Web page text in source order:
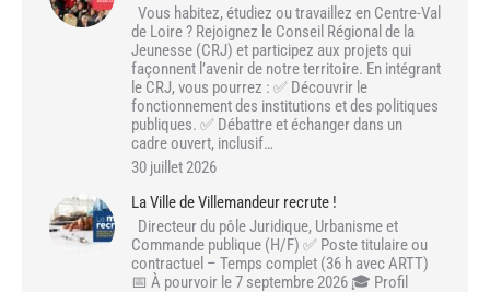
Vous habitez, étudiez ou travaillez en Centre-Val
de Loire ? Rejoignez le Conseil Régional de la
Jeunesse (CRJ) et participez aux projets qui
façonnent l’avenir de notre territoire. En intégrant
le CRJ, vous pourrez : ✅ Découvrir le
fonctionnement des institutions et des politiques
publiques. ✅ Débattre et échanger dans un
cadre ouvert, inclusif…
30 juillet 2026
La Ville de Villemandeur recrute !
Directeur du pôle Juridique, Urbanisme et
Commande publique (H/F) ✅ Poste titulaire ou
contractuel – Temps complet (36 h avec ARTT)
📅 À pourvoir le 7 septembre 2026 🎓 Profil